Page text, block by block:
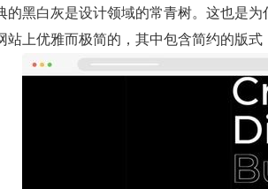
的黑白灰是设计领域的常青树。这也是
站上优雅而极简的，其中包含简约的版